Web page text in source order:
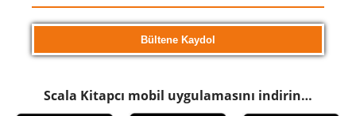
Scala Kitapcı mobil uygulamasını indirin…